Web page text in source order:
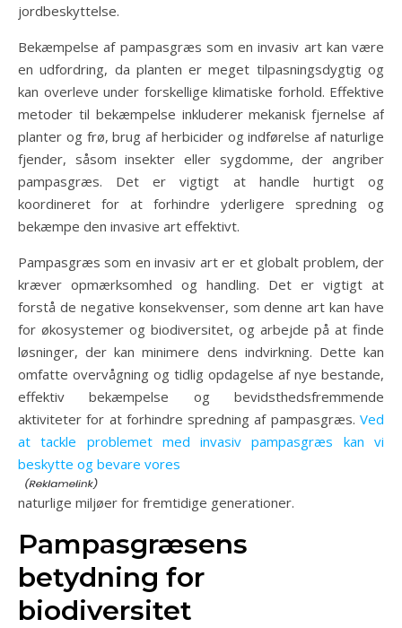
jordbeskyttelse.
Bekæmpelse af pampasgræs som en invasiv art kan være
en udfordring, da planten er meget tilpasningsdygtig og
kan overleve under forskellige klimatiske forhold. Effektive
metoder til bekæmpelse inkluderer mekanisk fjernelse af
planter og frø, brug af herbicider og indførelse af naturlige
fjender, såsom insekter eller sygdomme, der angriber
pampasgræs. Det er vigtigt at handle hurtigt og
koordineret for at forhindre yderligere spredning og
bekæmpe den invasive art effektivt.
Pampasgræs som en invasiv art er et globalt problem, der
kræver opmærksomhed og handling. Det er vigtigt at
forstå de negative konsekvenser, som denne art kan have
for økosystemer og biodiversitet, og arbejde på at finde
løsninger, der kan minimere dens indvirkning. Dette kan
omfatte overvågning og tidlig opdagelse af nye bestande,
effektiv bekæmpelse og bevidsthedsfremmende
aktiviteter for at forhindre spredning af pampasgræs. Ved
at tackle problemet med invasiv pampasgræs kan vi
beskytte og bevare vores
naturlige miljøer for fremtidige generationer.
Pampasgræsens
betydning for
biodiversitet